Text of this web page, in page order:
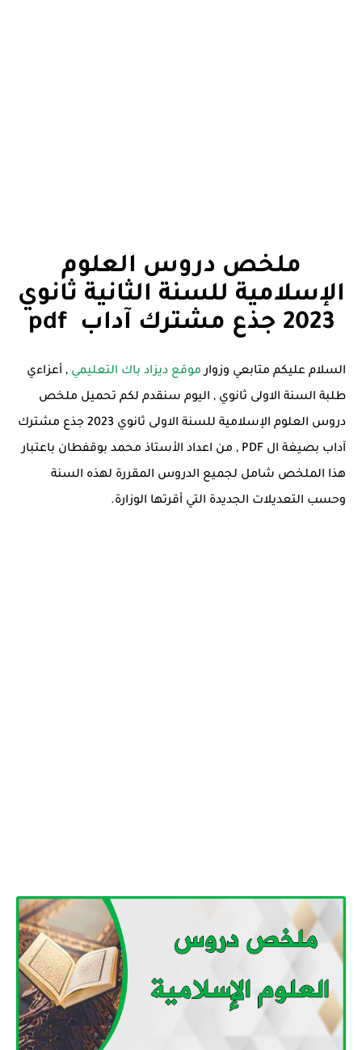
ملخص دروس العلوم
الإسلامية للسنة الثانية ثانوي
2023 جذع مشترك آداب pdf
السلام عليكم متابعي وزوارموقع ديزاد باك التعليمي , أعزاءي
طلبة السنة الاولى ثانوي , اليوم سنقدم لكم تحميل ملخص
دروس العلوم الإسلامية للسنة الاولى ثانوي 2023 جذع مشترك
آداب بصيغة ال PDF , من اعداد الأستاذ محمد بوقفطان باعتبار
هذا الملخص شامل لجميع الدروس المقررة لهذه السنة
وحسب التعديلات الجديدة التي أقرتها الوزارة.